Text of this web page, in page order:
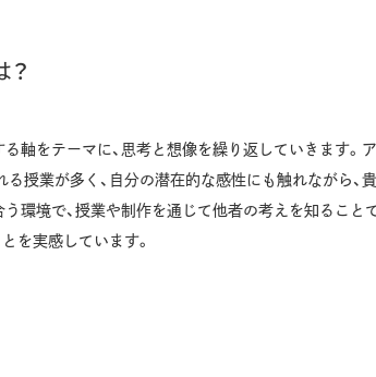
？
軸をテーマに、思考と想像を繰り返していきます。
授業が多く、自分の潜在的な感性にも触れながら、
環境で、授業や制作を通じて他者の考えを知ること
を実感しています。